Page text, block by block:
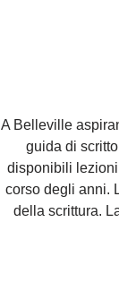
A Belleville
guida di
disponibili lezioni
corso degli anni.
della scrittura.